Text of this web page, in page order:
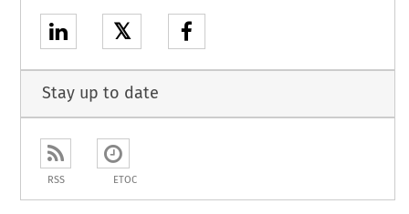
𝕏
Stay up to date
RSS ETOC